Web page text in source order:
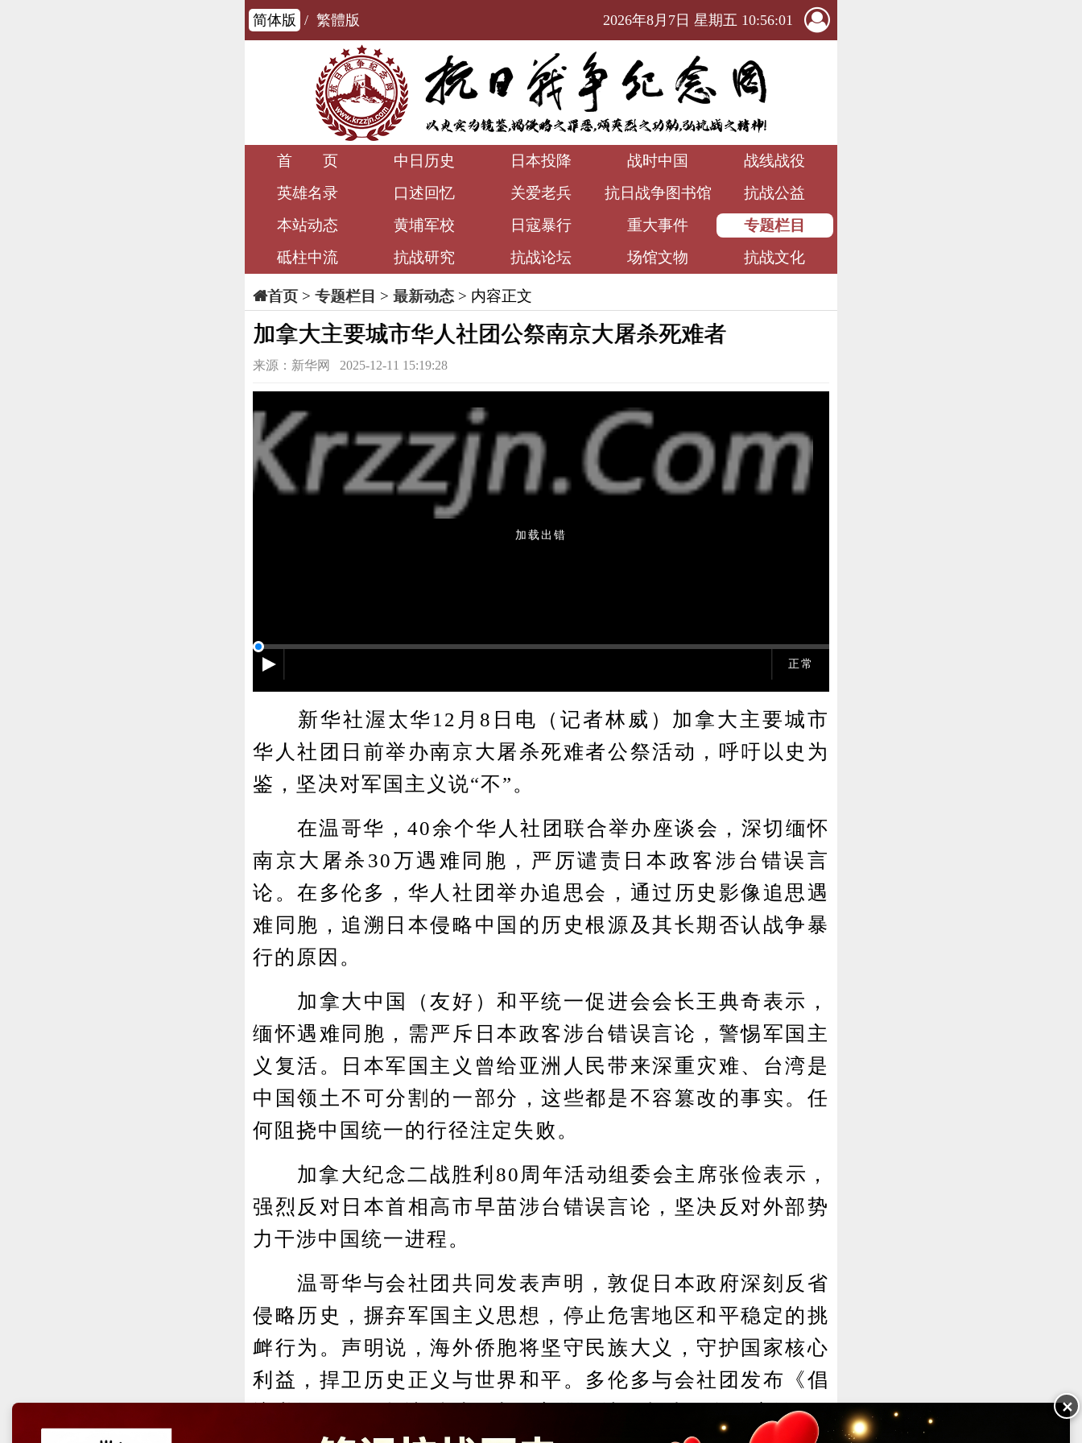
简体版 / 繁體版 2026年8月7日 星期五 10:56:01
首 页 中日历史 日本投降 战时中国
战线战役
英雄名录
口述回忆 关爱老兵 抗日战争图书馆
抗战公益
本站动态
黄埔军校 日寇暴行 重大事件
专题栏目
砥柱中流
抗战研究 抗战论坛 场馆文物 抗战文化
首页> 专题栏目 > 最新动态 > 内容正文
加拿大主要城市华人社团公祭南京大屠杀死难者
来源：新华网 2025-12-11 15:19:28
正常
加载出错
新华社渥太华12月8日电（记者林威）加拿大主要城市
华人社团日前举办南京大屠杀死难者公祭活动，呼吁以史为
鉴，坚决对军国主义说“不”。
在温哥华，40余个华人社团联合举办座谈会，深切缅怀
南京大屠杀30万遇难同胞，严厉谴责日本政客涉台错误言
论。在多伦多，华人社团举办追思会，通过历史影像追思遇
难同胞，追溯日本侵略中国的历史根源及其长期否认战争暴
行的原因。
加拿大中国（友好）和平统一促进会会长王典奇表示，
缅怀遇难同胞，需严斥日本政客涉台错误言论，警惕军国主
义复活。日本军国主义曾给亚洲人民带来深重灾难、台湾是
中国领土不可分割的一部分，这些都是不容篡改的事实。任
何阻挠中国统一的行径注定失败。
加拿大纪念二战胜利80周年活动组委会主席张俭表示，
强烈反对日本首相高市早苗涉台错误言论，坚决反对外部势
力干涉中国统一进程。
温哥华与会社团共同发表声明，敦促日本政府深刻反省
侵略历史，摒弃军国主义思想，停止危害地区和平稳定的挑
衅行为。声明说，海外侨胞将坚守民族大义，守护国家核心
利益，捍卫历史正义与世界和平。多伦多与会社团发布《倡
议书》，强调坚决反对日本政客挑动地区紧张的危险言论。
✕